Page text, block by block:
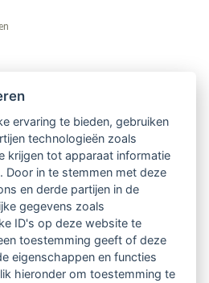
de LVSC-
o.a.:
TsvB-artikelen
van professioneel
ervaring te bieden, gebruiken
technologieën zoals
krijgen tot apparaat informatie
Door in te stemmen met deze
en derde partijen in de
gegevens zoals
ID's op deze website te
toestemming geeft of deze
eigenschappen en functies
hieronder om toestemming te